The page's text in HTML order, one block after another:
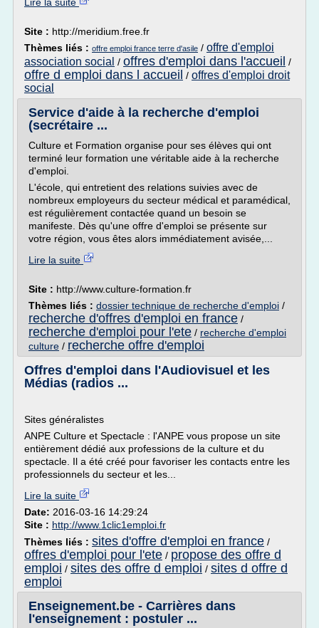
Site : http://meridium.free.fr
Thèmes liés : offre emploi france terre d'asile / offre d'emploi
association social / offres d'emploi dans l'accueil /
offre d emploi dans l accueil / offres d'emploi droit
social
Service d'aide à la recherche d'emploi
(secrétaire ...
Culture et Formation organise pour ses élèves qui ont
terminé leur formation une véritable aide à la recherche
d'emploi.
L'école, qui entretient des relations suivies avec de
nombreux employeurs du secteur médical et paramédical,
est régulièrement contactée quand un besoin se
manifeste. Dès qu'une offre d'emploi se présente sur
votre région, vous êtes alors immédiatement avisée,...
Lire la suite
Site : http://www.culture-formation.fr
Thèmes liés : dossier technique de recherche d'emploi /
recherche d'offres d'emploi en france /
recherche d'emploi pour l'ete / recherche d'emploi
culture / recherche offre d'emploi
Offres d'emploi dans l'Audiovisuel et les
Médias (radios ...
Sites généralistes
ANPE Culture et Spectacle : l'ANPE vous propose un site
entièrement dédié aux professions de la culture et du
spectacle. Il a été créé pour favoriser les contacts entre les
professionnels du secteur et les...
Lire la suite
Date: 2016-03-16 14:29:24
Site : http://www.1clic1emploi.fr
Thèmes liés : sites d'offre d'emploi en france /
offres d'emploi pour l'ete / propose des offre d
emploi / sites des offre d emploi / sites d offre d
emploi
Enseignement.be - Carrières dans
l'enseignement : postuler ...